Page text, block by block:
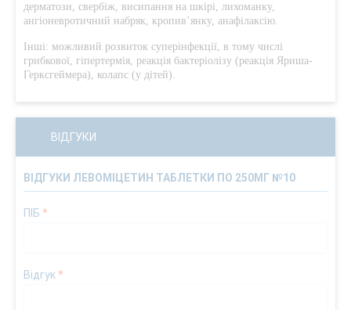
дерматози, свербіж, висипання на шкірі, лихоманку,
ангіоневротичний набряк, кропив’янку, анафілаксію.
Інші: можливий розвиток суперінфекції, в тому числі
грибкової, гіпертермія, реакція бактеріолізу (реакція Яриша-
Герксгеймера), колапс (у дітей).
ВІДГУКИ
ВІДГУКИ ЛЕВОМІЦЕТИН ТАБЛЕТКИ ПО 250МГ №10
ПІБ *
Відгук*